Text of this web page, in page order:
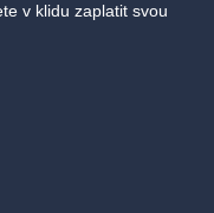
v klidu zaplatit svou